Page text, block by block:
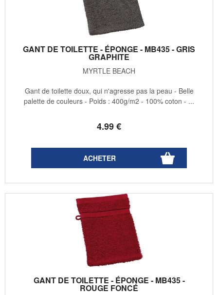
GANT DE TOILETTE - ÉPONGE - MB435 - GRIS
GRAPHITE
MYRTLE BEACH
4.99€
Gant de toilette doux, qui n'agresse pas la peau - Belle
palette de couleurs - Poids : 400g/m2 - 100% coton - ...
GANT DE TOILETTE - ÉPONGE - MB435 -
ROUGE FONCÉ